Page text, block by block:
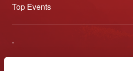
Allgemeine Geschäftsbedingungen
Top Events
Offene Weinkeller
Tavolata
-
Swiss Wine Valais - Avenue de la